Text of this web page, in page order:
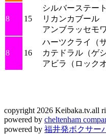
8 15
シルバーステート
リカンカブール
アンブラッセモワ
8 16
ハーツクライ
（
カテドラル （ゲ
アビラ
（ロック
copyright 2026 Keibaka.tv.all
powered by cheltenham
powered by 福井発ボクサー